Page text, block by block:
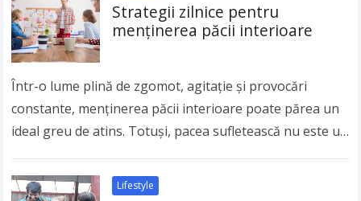
Strategii zilnice pentru
menținerea păcii interioare
Într-o lume plină de zgomot, agitație și provocări
constante, menținerea păcii interioare poate părea un
ideal greu de atins. Totuși, pacea sufletească nu este un
Lifestyle